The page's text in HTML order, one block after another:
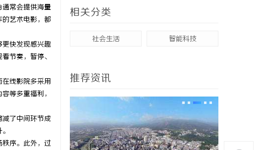
通常会提供海量
的艺术电影，都
更快发现感兴趣
节奏，暂停、
线影院多采用
等多重福利，
减了中间环节成
秩序。此外，过
相关分类
社会生活 智能科技
推荐资讯